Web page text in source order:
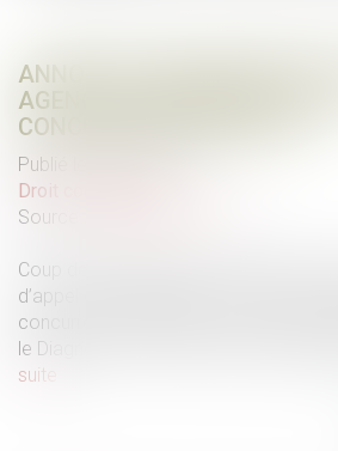
ANNONCES IMMOBILIÈRES
AGENCES CONDAMNÉES
CONCURRENCE DÉLOYALE
Publié le :
Droit commercial
Source :
Coup de tonnerre dans le secteur
d’appel de Montpellier a sanctionné
concurrence déloyale en raison
le Diagnostic de Performance
suite